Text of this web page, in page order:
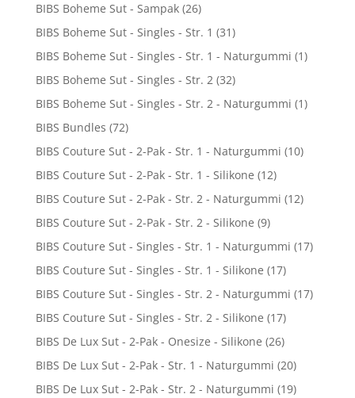
BIBS Boheme Sut - Sampak (26)
BIBS Boheme Sut - Singles - Str. 1 (31)
BIBS Boheme Sut - Singles - Str. 1 - Naturgummi (1)
BIBS Boheme Sut - Singles - Str. 2 (32)
BIBS Boheme Sut - Singles - Str. 2 - Naturgummi (1)
BIBS Bundles (72)
BIBS Couture Sut - 2-Pak - Str. 1 - Naturgummi (10)
BIBS Couture Sut - 2-Pak - Str. 1 - Silikone (12)
BIBS Couture Sut - 2-Pak - Str. 2 - Naturgummi (12)
BIBS Couture Sut - 2-Pak - Str. 2 - Silikone (9)
BIBS Couture Sut - Singles - Str. 1 - Naturgummi (17)
BIBS Couture Sut - Singles - Str. 1 - Silikone (17)
BIBS Couture Sut - Singles - Str. 2 - Naturgummi (17)
BIBS Couture Sut - Singles - Str. 2 - Silikone (17)
BIBS De Lux Sut - 2-Pak - Onesize - Silikone (26)
BIBS De Lux Sut - 2-Pak - Str. 1 - Naturgummi (20)
BIBS De Lux Sut - 2-Pak - Str. 2 - Naturgummi (19)